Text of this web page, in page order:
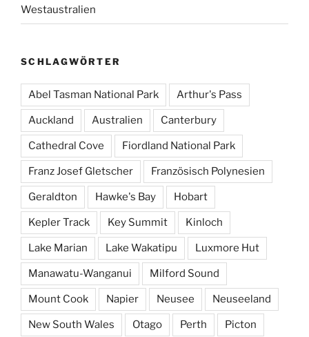
Westaustralien
SCHLAGWÖRTER
Abel Tasman National Park Arthur's Pass
Auckland Australien Canterbury
Cathedral Cove Fiordland National Park
Franz Josef Gletscher Französisch Polynesien
Geraldton Hawke's Bay Hobart
Kepler Track Key Summit Kinloch
Lake Marian Lake Wakatipu Luxmore Hut
Manawatu-Wanganui Milford Sound
Mount Cook Napier Neusee Neuseeland
New South Wales Otago Perth Picton